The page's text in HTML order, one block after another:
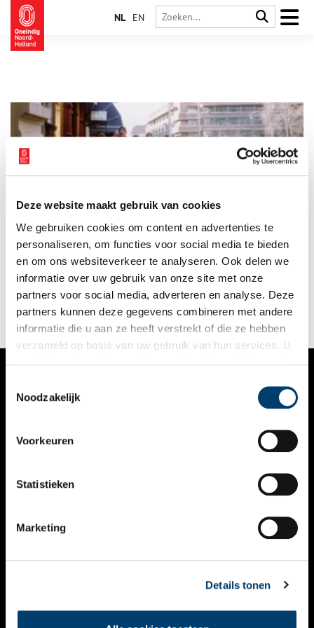
Deze website maakt gebruik van cookies
We gebruiken cookies om content en advertenties te
personaliseren, om functies voor social media te bieden
en om ons websiteverkeer te analyseren. Ook delen we
informatie over uw gebruik van onze site met onze
partners voor social media, adverteren en analyse. Deze
partners kunnen deze gegevens combineren met andere
informatie die u aan ze heeft verstrekt of die ze hebben
verzameld op basis van uw gebruik van hun services. U
Noodzakelijk
Voorkeuren
Statistieken
Marketing
Details tonen
NL EN
In de jaren ’70 waren ze daar plotseling. Met kale beschilderde
hoofden, zingend door de Amsterdamse straten: de Hare
Krishna’s. Wie waren deze aanhangers van Krishna en hoe
raakten ze in Amsterdam verzeild?
VERHALEN
KALENDER
THEMA’S
VIDEO’S
CONTACT